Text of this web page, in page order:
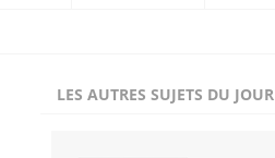
LES AUTRES SUJETS DU JOUR